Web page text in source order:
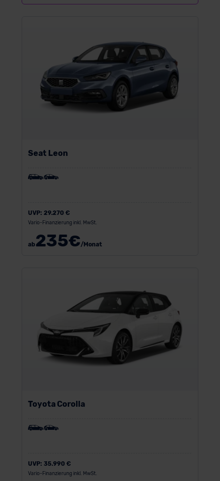
Seat Leon
UVP: 29.270 €
Vario-Finanzierung inkl. MwSt.
ab235€/Monat
Toyota Corolla
UVP: 35.990 €
Vario-Finanzierung inkl. MwSt.